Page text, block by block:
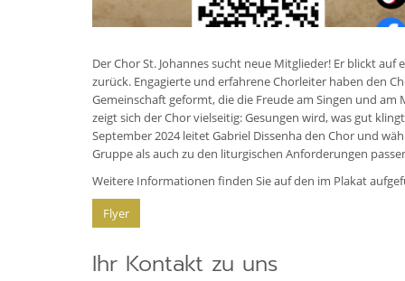
Der Chor St. Johannes sucht neue Mitglieder! Er blickt auf
zurück. Engagierte und erfahrene Chorleiter haben den
Gemeinschaft geformt, die die Freude am Singen und
zeigt sich der Chor vielseitig: Gesungen wird, was gut
September 2024 leitet Gabriel Dissenha den Chor und
Gruppe als auch zu den liturgischen Anforderungen
Weitere Informationen finden Sie auf den im Plakat
Flyer
Ihr Kontakt zu uns